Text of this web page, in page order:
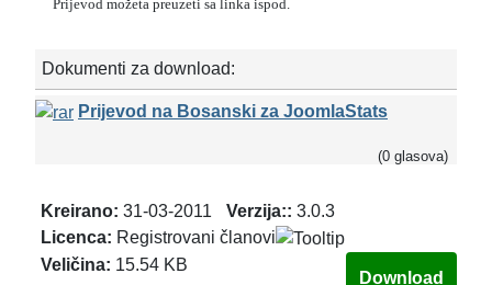
Prijevod možeta preuzeti sa linka ispod.
Dokumenti za download:
Prijevod na Bosanski za JoomlaStats
(0 glasova)
Kreirano: 31-03-2011 Verzija:: 3.0.3
Licenca: Registrovani članovi
Veličina: 15.54 KB